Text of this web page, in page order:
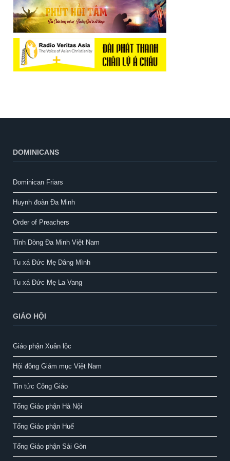
DOMINICANS
Dominican Friars
Huynh đoàn Đa Minh
Order of Preachers
Tỉnh Dòng Đa Minh Việt Nam
Tu xá Đức Mẹ Dâng Mình
Tu xá Đức Mẹ La Vang
GIÁO HỘI
Giáo phận Xuân lộc
Hội đồng Giám mục Việt Nam
Tin tức Công Giáo
Tổng Giáo phận Hà Nội
Tổng Giáo phận Huế
Tổng Giáo phận Sài Gòn